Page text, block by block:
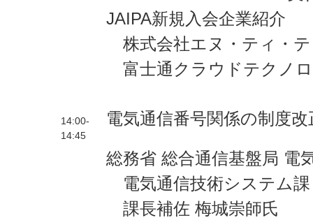
JAIPA新規入会企業紹介
株式会社エヌ・ティ・
富士通クラウドテクノ
14:00-
14:45
電気通信番号関係の制度
総務省 総合通信基盤局 電
電気通信技術システム課
課長補佐 梅城崇師氏